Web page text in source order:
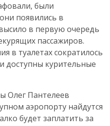
были
появились в
в первую очередь
пассажиров.
в туалетах сократилось
доступны курительные
Олег Пантелеев
аэропорту найдутся
будет заплатить за